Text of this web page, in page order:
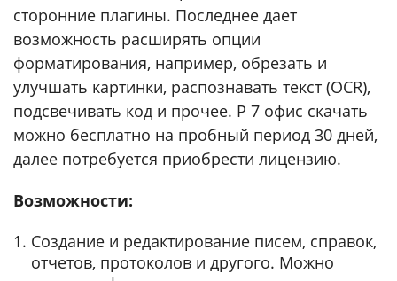
сторонние плагины. Последнее дает
возможность расширять опции
форматирования, например, обрезать и
улучшать картинки, распознавать текст (OCR),
подсвечивать код и прочее. Р 7 офис скачать
можно бесплатно на пробный период 30 дней,
далее потребуется приобрести лицензию.
Возможности:
Создание и редактирование писем, справок,
отчетов, протоколов и другого. Можно